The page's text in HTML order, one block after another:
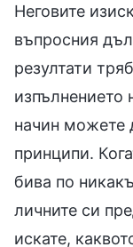
Неговите
въпросния
резултати
изпълнението
начин можете
принципи.
бива по
личните си
искате,